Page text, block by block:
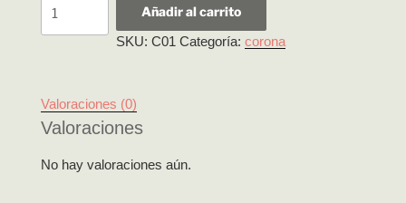
Añadir al carrito
SKU: C01 Categoría: corona
Valoraciones (0)
Valoraciones
No hay valoraciones aún.